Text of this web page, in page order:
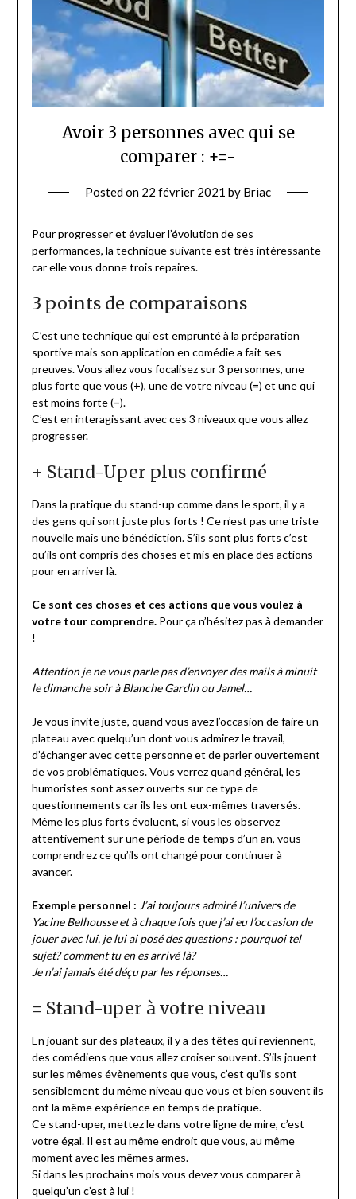
Avoir 3 personnes avec qui se
comparer : +=-
Posted on 22 février 2021 by Briac
Pour progresser et évaluer l’évolution de ses
performances, la technique suivante est très intéressante
car elle vous donne trois repaires.
3 points de comparaisons
C’est une technique qui est emprunté à la préparation
sportive mais son application en comédie a fait ses
preuves. Vous allez vous focalisez sur 3 personnes, une
plus forte que vous (+), une de votre niveau (=) et une qui
est moins forte (–).
C’est en interagissant avec ces 3 niveaux que vous allez
progresser.
+ Stand-Uper plus confirmé
Dans la pratique du stand-up comme dans le sport, il y a
des gens qui sont juste plus forts ! Ce n’est pas une triste
nouvelle mais une bénédiction. S’ils sont plus forts c’est
qu’ils ont compris des choses et mis en place des actions
pour en arriver là.
Ce sont ces choses et ces actions que vous voulez à
votre tour comprendre. Pour ça n’hésitez pas à demander
!
Attention je ne vous parle pas d’envoyer des mails à minuit
le dimanche soir à Blanche Gardin ou Jamel…
Je vous invite juste, quand vous avez l’occasion de faire un
plateau avec quelqu’un dont vous admirez le travail,
d’échanger avec cette personne et de parler ouvertement
de vos problématiques. Vous verrez quand général, les
humoristes sont assez ouverts sur ce type de
questionnements car ils les ont eux-mêmes traversés.
Même les plus forts évoluent, si vous les observez
attentivement sur une période de temps d’un an, vous
comprendrez ce qu’ils ont changé pour continuer à
avancer.
Exemple personnel : J’ai toujours admiré l’univers de
Yacine Belhousse et à chaque fois que j’ai eu l’occasion de
jouer avec lui, je lui ai posé des questions : pourquoi tel
sujet? comment tu en es arrivé là?
Je n’ai jamais été déçu par les réponses…
= Stand-uper à votre niveau
En jouant sur des plateaux, il y a des têtes qui reviennent,
des comédiens que vous allez croiser souvent. S’ils jouent
sur les mêmes évènements que vous, c’est qu’ils sont
sensiblement du même niveau que vous et bien souvent ils
ont la même expérience en temps de pratique.
Ce stand-uper, mettez le dans votre ligne de mire, c’est
votre égal. Il est au même endroit que vous, au même
moment avec les mêmes armes.
Si dans les prochains mois vous devez vous comparer à
quelqu’un c’est à lui !